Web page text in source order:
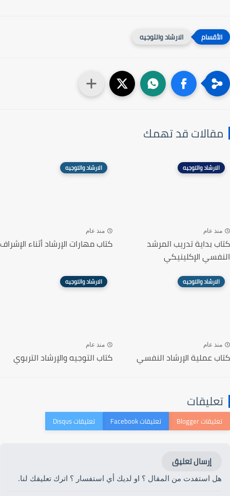
الارشاد والتوجيه
مقالات قد تهمك
الارشاد والتوجيه
منذ عام
كتاب بداية تدريب المرشد
النفسي الإكلينيكي
الارشاد والتوجيه
منذ عام
كتاب مهارات الإرشاد أثناء الإشراف
الارشاد والتوجيه
منذ عام
كتاب عملية الإرشاد النفسي
الارشاد والتوجيه
منذ عام
كتاب التوجيه والإرشاد التربوي
تعليقات
إرسال تعليق
هل استفدت من المقال ؟ او لديك أي استفسار ؟ اترك تعليقك لنا.